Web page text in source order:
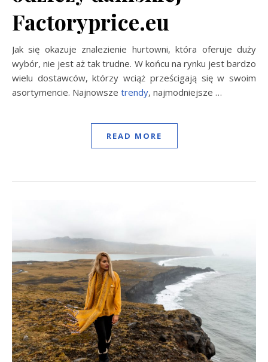
Factoryprice.eu
Jak się okazuje znalezienie hurtowni, która oferuje duży
wybór, nie jest aż tak trudne. W końcu na rynku jest bardzo
wielu dostawców, którzy wciąż prześcigają się w swoim
asortymencie. Najnowsze trendy, najmodniejsze …
READ MORE